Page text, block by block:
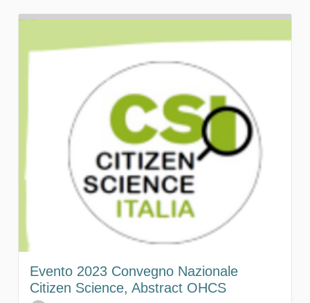
Evento 2023 Convegno Nazionale
Citizen Science, Abstract OHCS